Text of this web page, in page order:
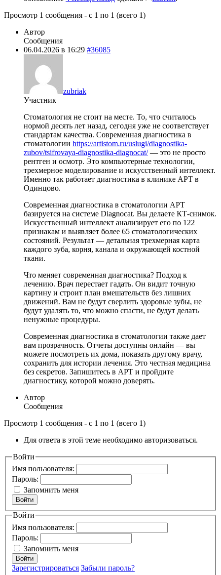
Просмотр 1 сообщения - с 1 по 1 (всего 1)
Автор
Сообщения
06.04.2026 в 16:29 #36085
zubriak
Участник
Стоматология не стоит на месте. То, что считалось
нормой десять лет назад, сегодня уже не соответствует
стандартам качества. Современная диагностика в
стоматологии https://artistom.ru/uslugi/diagnostika-
zubov/tsifrovaya-diagnostika-diagnocat/— это не просто
рентген и осмотр. Это компьютерные технологии,
трехмерное моделирование и искусственный интеллект.
Именно так работает диагностика в клинике АРТ в
Одинцово.
Современная диагностика в стоматологии АРТ
базируется на системе Diagnocat. Вы делаете КТ-снимок.
Искусственный интеллект анализирует его по 122
признакам и выявляет более 65 стоматологических
состояний. Результат — детальная трехмерная карта
каждого зуба, корня, канала и окружающей костной
ткани.
Что меняет современная диагностика? Подход к
лечению. Врач перестает гадать. Он видит точную
картину и строит план вмешательств без лишних
движений. Вам не будут сверлить здоровые зубы, не
будут удалять то, что можно спасти, не будут делать
ненужные процедуры.
Современная диагностика в стоматологии также дает
вам прозрачность. Отчеты доступны онлайн — вы
можете посмотреть их дома, показать другому врачу,
сохранить для истории лечения. Это честная медицина
без секретов. Запишитесь в АРТ и пройдите
диагностику, которой можно доверять.
Автор
Сообщения
Просмотр 1 сообщения - с 1 по 1 (всего 1)
Для ответа в этой теме необходимо авторизоваться.
Войти
Имя пользователя:
Пароль:
Запомнить меня
Войти
Войти
Имя пользователя:
Пароль:
Запомнить меня
Войти
Зарегистрироваться Забыли пароль?